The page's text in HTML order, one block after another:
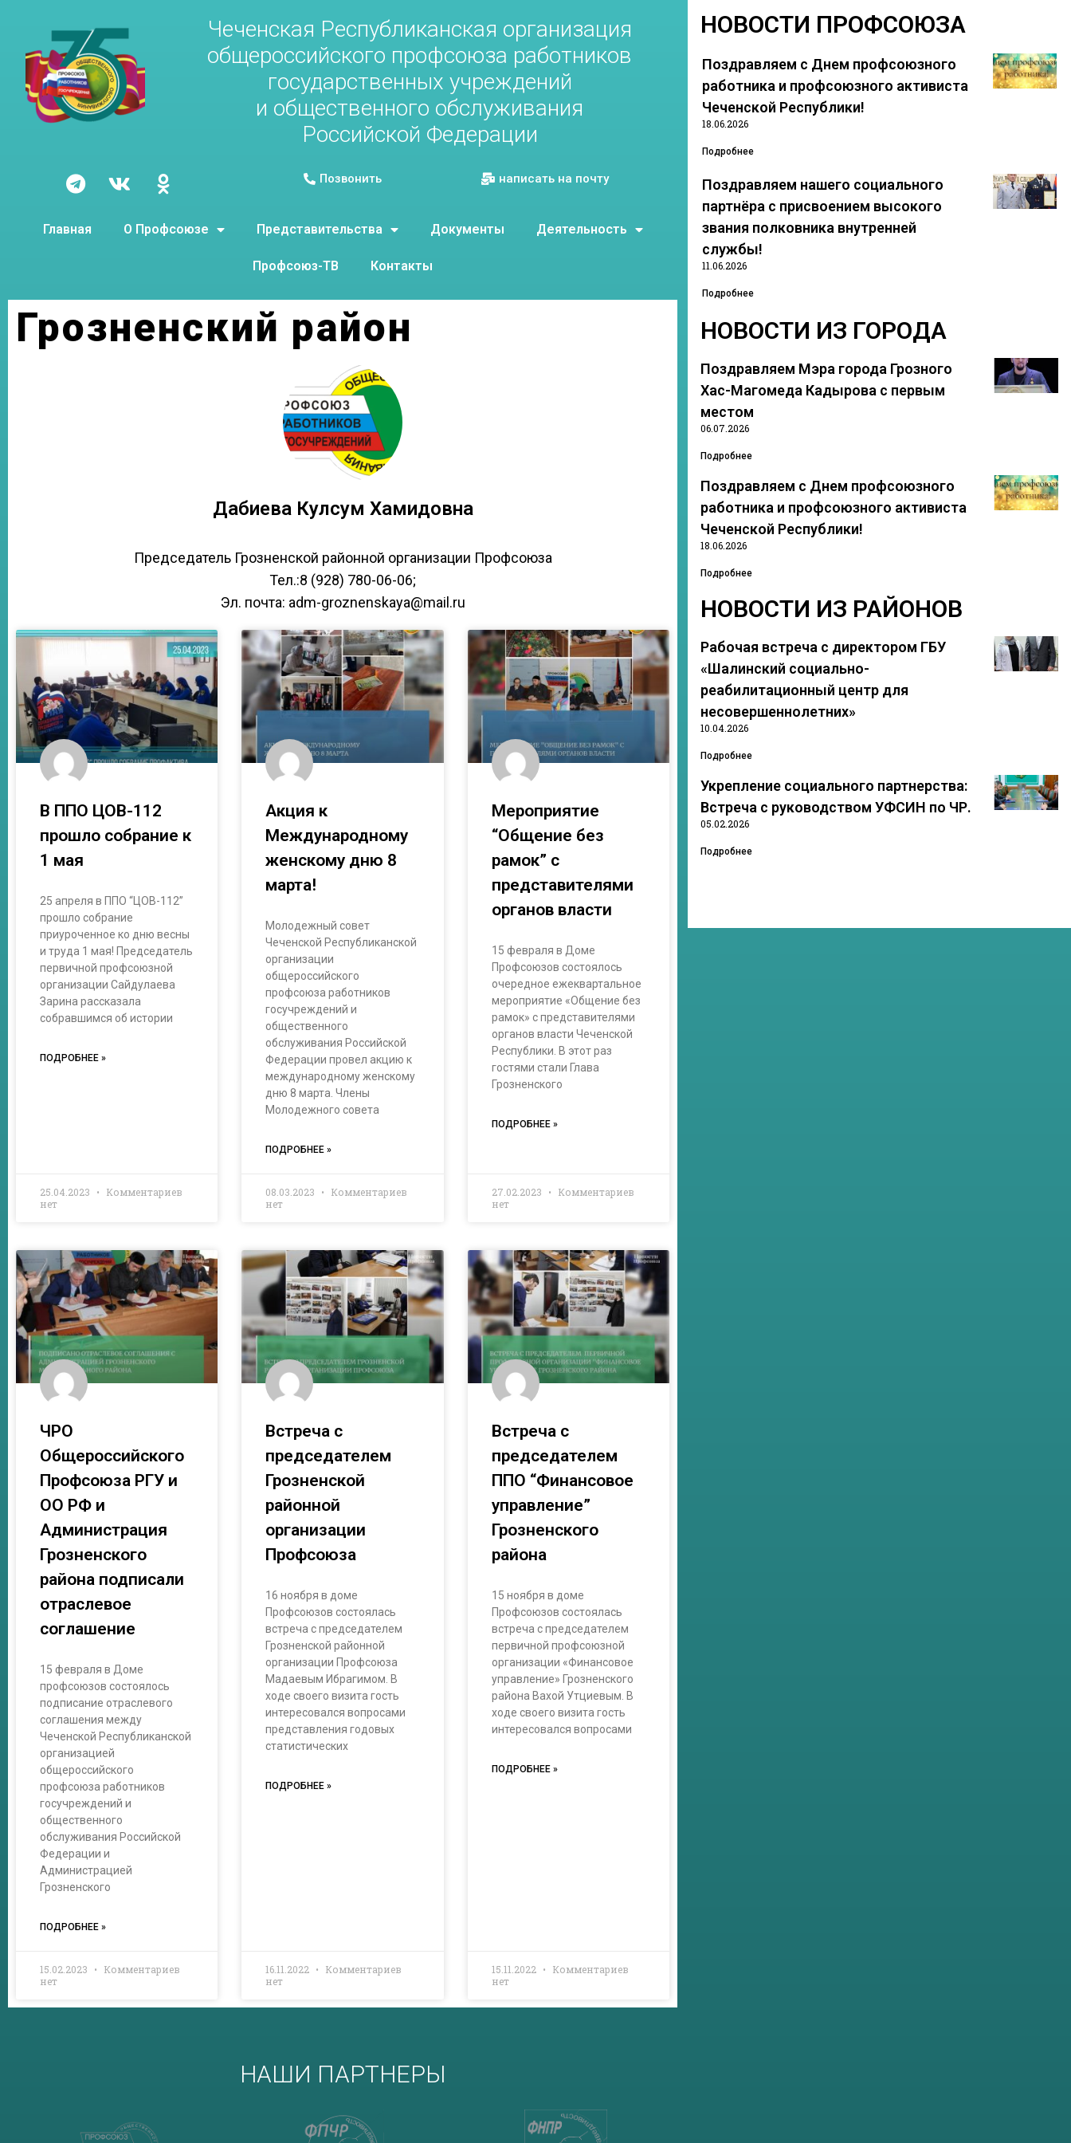
Чеченская Республиканская организация
общероссийского профсоюза работников
государственных учреждений
и общественного обслуживания
Российской Федерации
Позвонить написать на почту
Главная О Профсоюзе Представительства Документы Деятельность
Профсоюз-ТВ Контакты
Грозненский район
Дабиева Кулсум Хамидовна
Председатель Грозненской районной организации Профсоюза
Тел.:8 (928) 780-06-06;
Эл. почта: adm-groznenskaya@mail.ru
В ППО ЦОВ-112
прошло собрание к
1 мая
25 апреля в ППО “ЦОВ-112”
прошло собрание
приуроченное ко дню весны
и труда 1 мая! Председатель
первичной профсоюзной
организации Сайдулаева
Зарина рассказала
собравшимся об истории
ПОДРОБНЕЕ »
25.04.2023
Комментариев
нет
Акция к
Международному
женскому дню 8
марта!
Молодежный совет
Чеченской Республиканской
организации
общероссийского
профсоюза работников
госучреждений и
общественного
обслуживания Российской
Федерации провел акцию к
международному женскому
дню 8 марта. Члены
Молодежного совета
ПОДРОБНЕЕ »
08.03.2023
Комментариев
нет
Мероприятие
“Общение без
рамок” с
представителями
органов власти
15 февраля в Доме
Профсоюзов состоялось
очередное ежеквартальное
мероприятие «Общение без
рамок» с представителями
органов власти Чеченской
Республики. В этот раз
гостями стали Глава
Грозненского
ПОДРОБНЕЕ »
27.02.2023
Комментариев
нет
ЧРО
Общероссийского
Профсоюза РГУ и
ОО РФ и
Администрация
Грозненского
района подписали
отраслевое
соглашение
15 февраля в Доме
профсоюзов состоялось
подписание отраслевого
соглашения между
Чеченской Республиканской
организацией
общероссийского
профсоюза работников
госучреждений и
общественного
обслуживания Российской
Федерации и
Администрацией
Грозненского
ПОДРОБНЕЕ »
15.02.2023
Комментариев
нет
Встреча с
председателем
Грозненской
районной
организации
Профсоюза
16 ноября в доме
Профсоюзов состоялась
встреча с председателем
Грозненской районной
организации Профсоюза
Мадаевым Ибрагимом. В
ходе своего визита гость
интересовался вопросами
представления годовых
статистических
ПОДРОБНЕЕ »
16.11.2022
Комментариев
нет
Встреча с
председателем
ППО “Финансовое
управление”
Грозненского
района
15 ноября в доме
Профсоюзов состоялась
встреча с председателем
первичной профсоюзной
организации «Финансовое
управление» Грозненского
района Вахой Утциевым. В
ходе своего визита гость
интересовался вопросами
ПОДРОБНЕЕ »
15.11.2022
Комментариев
нет
НАШИ ПАРТНЕРЫ
НОВОСТИ ПРОФСОЮЗА
Поздравляем с Днем профсоюзного
работника и профсоюзного активиста
Чеченской Республики!
18.06.2026
Подробнее
Поздравляем нашего социального
партнёра с присвоением высокого
звания полковника внутренней
службы!
11.06.2026
Подробнее
НОВОСТИ ИЗ ГОРОДА
Поздравляем Мэра города Грозного
Хас-Магомеда Кадырова с первым
местом
06.07.2026
Подробнее
Поздравляем с Днем профсоюзного
работника и профсоюзного активиста
Чеченской Республики!
18.06.2026
Подробнее
НОВОСТИ ИЗ РАЙОНОВ
Рабочая встреча с директором ГБУ
«Шалинский социально-
реабилитационный центр для
несовершеннолетних»
10.04.2026
Подробнее
Укрепление социального партнерства:
Встреча с руководством УФСИН по ЧР.
05.02.2026
Подробнее